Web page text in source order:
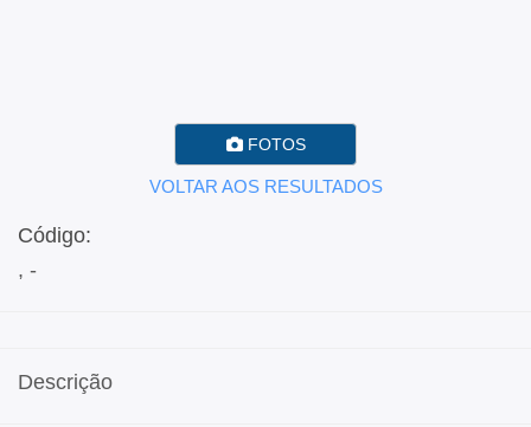
FOTOS
VOLTAR AOS RESULTADOS
Código:
, -
Descrição